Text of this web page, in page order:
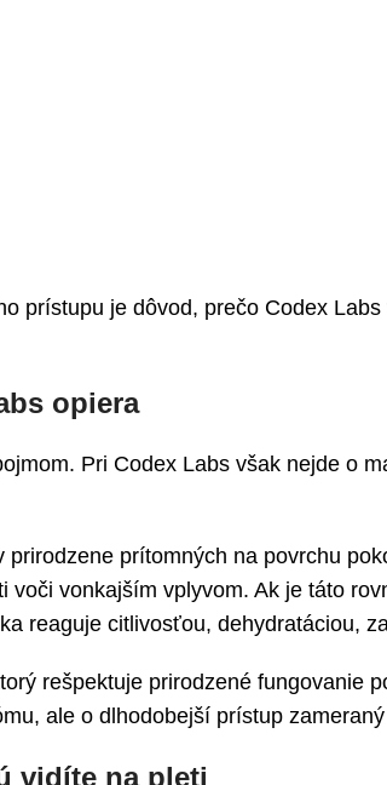
prístupu je dôvod, prečo Codex
opiera
Pri Codex Labs však nejde o
prítomných na povrchu
vonkajším vplyvom. Ak je táto
reaguje citlivosťou, dehydratáciou,
rešpektuje prirodzené fungovanie
ale o dlhodobejší prístup
vidíte na pleti